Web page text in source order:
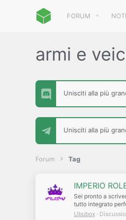
FORUM
armi e
Unisciti alla più
Unisciti alla più
Forum Tag
IMPERIO
Sei pronto a
tutto integrato
Ububox